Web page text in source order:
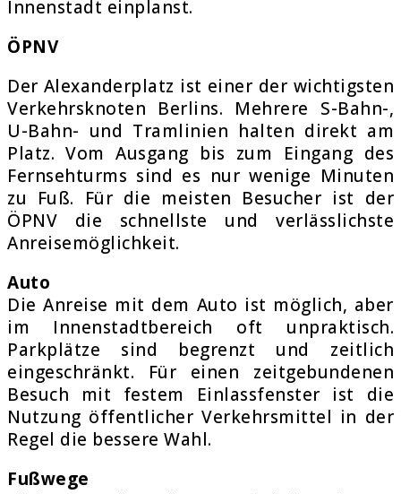
Innenstadt einplanst.
ÖPNV
Der Alexanderplatz ist einer der wichtigsten
Verkehrsknoten Berlins. Mehrere S-Bahn-,
U-Bahn- und Tramlinien halten direkt am
Platz. Vom Ausgang bis zum Eingang des
Fernsehturms sind es nur wenige Minuten
zu Fuß. Für die meisten Besucher ist der
ÖPNV die schnellste und verlässlichste
Anreisemöglichkeit.
Auto
Die Anreise mit dem Auto ist möglich, aber
im Innenstadtbereich oft unpraktisch.
Parkplätze sind begrenzt und zeitlich
eingeschränkt. Für einen zeitgebundenen
Besuch mit festem Einlassfenster ist die
Nutzung öffentlicher Verkehrsmittel in der
Regel die bessere Wahl.
Fußwege